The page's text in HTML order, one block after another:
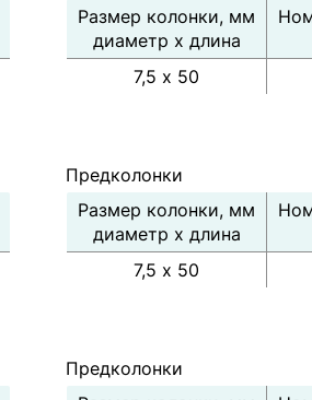
Размер колонки, мм
диаметр х длина
7,5 х 50
Предколонки
Размер колонки, мм
диаметр х длина
7,5 х 50
Предколонки